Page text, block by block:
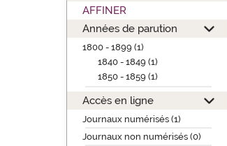
AFFINER
Années de parution
1800 - 1899 (1)
1840 - 1849 (1)
1850 - 1859 (1)
Accès en ligne
Journaux numérisés (1)
Journaux non numérisés (0)